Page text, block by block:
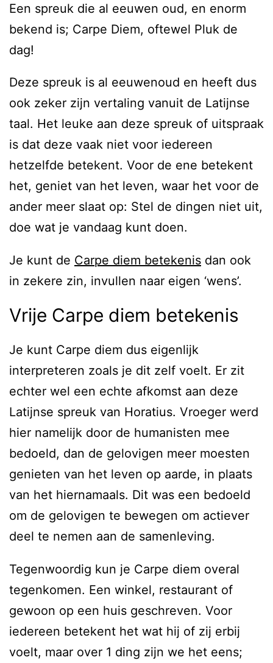
Een spreuk die al eeuwen oud, en enorm
bekend is; Carpe Diem, oftewel Pluk de
dag!
Deze spreuk is al eeuwenoud en heeft dus
ook zeker zijn vertaling vanuit de Latijnse
taal. Het leuke aan deze spreuk of uitspraak
is dat deze vaak niet voor iedereen
hetzelfde betekent. Voor de ene betekent
het, geniet van het leven, waar het voor de
ander meer slaat op: Stel de dingen niet uit,
doe wat je vandaag kunt doen.
Je kunt de Carpe diem betekenis dan ook
in zekere zin, invullen naar eigen ‘wens’.
Vrije Carpe diem betekenis
Je kunt Carpe diem dus eigenlijk
interpreteren zoals je dit zelf voelt. Er zit
echter wel een echte afkomst aan deze
Latijnse spreuk van Horatius. Vroeger werd
hier namelijk door de humanisten mee
bedoeld, dan de gelovigen meer moesten
genieten van het leven op aarde, in plaats
van het hiernamaals. Dit was een bedoeld
om de gelovigen te bewegen om actiever
deel te nemen aan de samenleving.
Tegenwoordig kun je Carpe diem overal
tegenkomen. Een winkel, restaurant of
gewoon op een huis geschreven. Voor
iedereen betekent het wat hij of zij erbij
voelt, maar over 1 ding zijn we het eens;